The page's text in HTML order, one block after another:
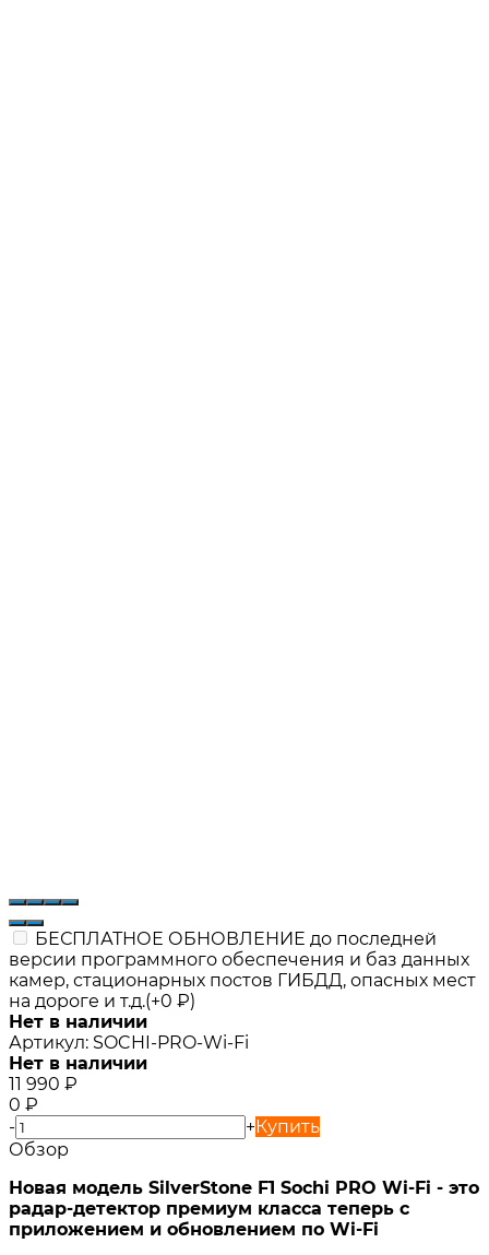
БЕСПЛАТНОЕ ОБНОВЛЕНИЕ до последней
версии программного обеспечения и баз данных
камер, стационарных постов ГИБДД, опасных мест
на дороге и т.д.(+0 ₽)
Нет в наличии
Артикул: SOCHI-PRO-Wi-Fi
Нет в наличии
11 990 ₽
0 ₽
-
+Купить
Обзор
Новая модель SilverStone F1 Sochi PRO Wi-Fi - это
радар-детектор премиум класса теперь с
приложением и обновлением по Wi-Fi